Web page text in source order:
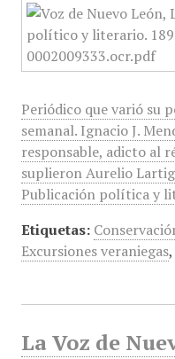
Periódico que varió su
semanal. Ignacio J.
responsable, adicto al
suplieron Aurelio
Publicación política y
Etiquetas:
Excursiones veraniegas,
La Voz de